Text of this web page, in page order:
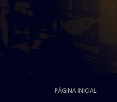
PÁGINA INICIAL